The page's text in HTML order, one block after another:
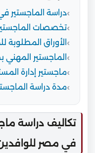
دراسة الماجستير
تخصصات
الأوراق المطلوبة
الماجستير المهني
ماجستير إدارة
مدة دراسة
تكاليف دراسة
في مصر